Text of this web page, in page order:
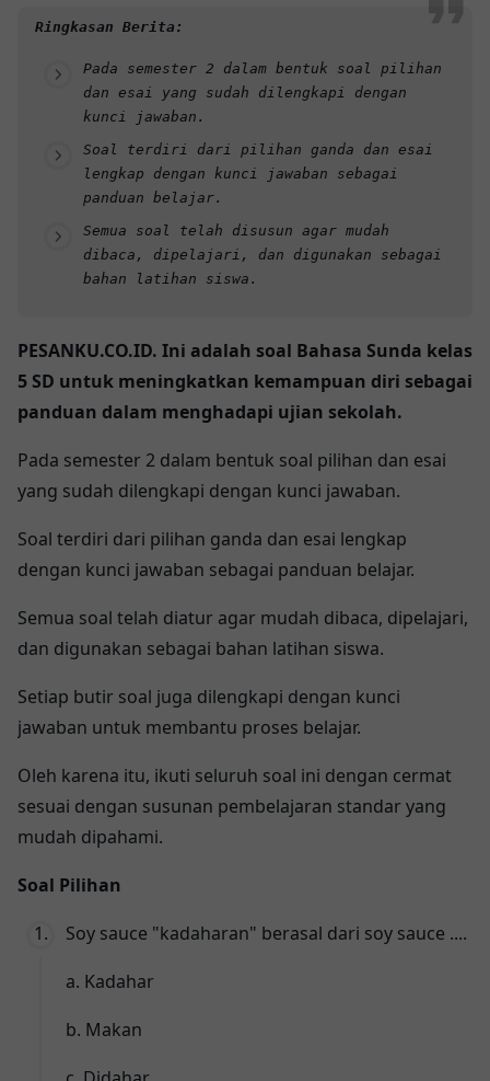
Ringkasan Berita:
Pada semester 2 dalam bentuk soal pilihan
dan esai yang sudah dilengkapi dengan
kunci jawaban.
Soal terdiri dari pilihan ganda dan esai
lengkap dengan kunci jawaban sebagai
panduan belajar.
Semua soal telah disusun agar mudah
dibaca, dipelajari, dan digunakan sebagai
bahan latihan siswa.
PESANKU.CO.ID. Ini adalah soal Bahasa Sunda kelas
5 SD untuk meningkatkan kemampuan diri sebagai
panduan dalam menghadapi ujian sekolah.
Pada semester 2 dalam bentuk soal pilihan dan esai
yang sudah dilengkapi dengan kunci jawaban.
Soal terdiri dari pilihan ganda dan esai lengkap
dengan kunci jawaban sebagai panduan belajar.
Semua soal telah diatur agar mudah dibaca, dipelajari,
dan digunakan sebagai bahan latihan siswa.
Setiap butir soal juga dilengkapi dengan kunci
jawaban untuk membantu proses belajar.
Oleh karena itu, ikuti seluruh soal ini dengan cermat
sesuai dengan susunan pembelajaran standar yang
mudah dipahami.
Soal Pilihan
Soy sauce "kadaharan" berasal dari soy sauce ....
a. Kadahar
b. Makan